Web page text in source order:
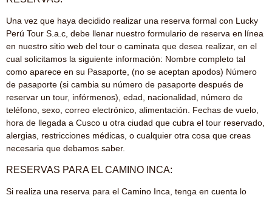
Una vez que haya decidido realizar una reserva formal con Lucky
Perú Tour S.a.c, debe llenar nuestro formulario de reserva en línea
en nuestro sitio web del tour o caminata que desea realizar, en el
cual solicitamos la siguiente información: Nombre completo tal
como aparece en su Pasaporte, (no se aceptan apodos) Número
de pasaporte (si cambia su número de pasaporte después de
reservar un tour, infórmenos), edad, nacionalidad, número de
teléfono, sexo, correo electrónico, alimentación. Fechas de vuelo,
hora de llegada a Cusco u otra ciudad que cubra el tour reservado,
alergias, restricciones médicas, o cualquier otra cosa que creas
necesaria que debamos saber.
RESERVAS PARA EL CAMINO INCA:
Si realiza una reserva para el Camino Inca, tenga en cuenta lo